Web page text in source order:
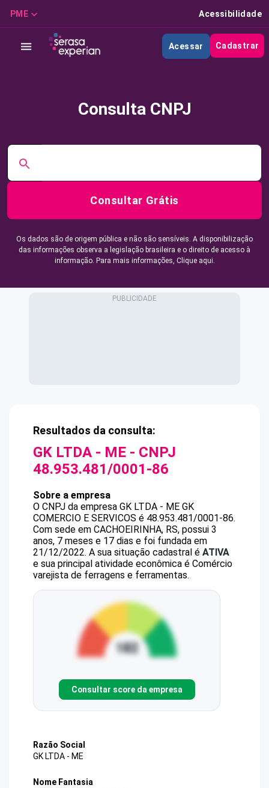
PME Acessibilidade
Acessar Cadastrar
Consulta CNPJ
Consultar Grátis
Os dados são de origem pública e não são sensíveis. A disponibilização
das informações observa a legislação brasileira e o direito de acesso à
informação. Para mais informações, Clique aqui.
Resultados da consulta:
GK LTDA - ME - CNPJ
48.953.481/0001-86
Sobre a empresa
O CNPJ da empresa GK LTDA - ME GK
COMERCIO E SERVICOS é 48.953.481/0001-86.
Com sede em CACHOEIRINHA, RS, possui 3
anos, 7 meses e 17 dias e foi fundada em
21/12/2022. A sua situação cadastral é ATIVA
e sua principal atividade econômica é Comércio
varejista de ferragens e ferramentas.
Consultar score da empresa
Razão Social
GK LTDA - ME
Nome Fantasia